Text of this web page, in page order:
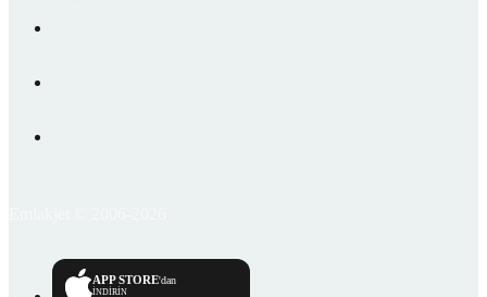
APP STORE'dan
İNDİRİN